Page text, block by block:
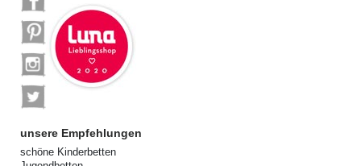
unsere Empfehlungen
schöne Kinderbetten